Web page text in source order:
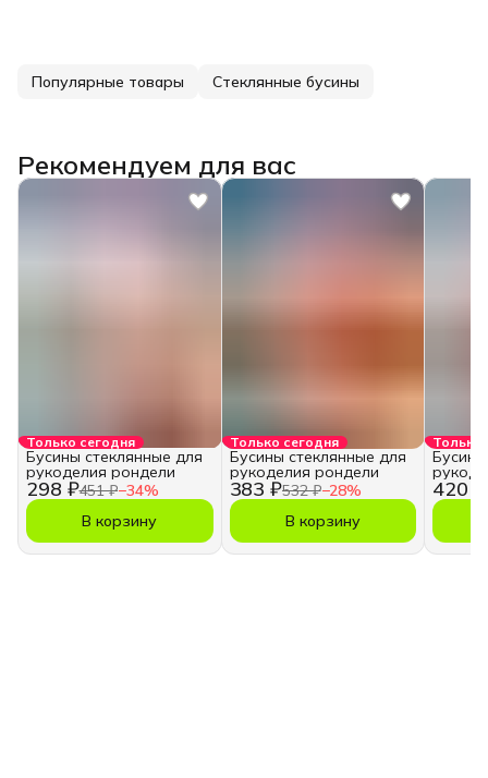
Популярные товары Стеклянные бусины
Рекомендуем для вас
Только сегодня
298 ₽451 ₽−34%
Бусины стеклянные для
рукоделия рондели
В корзину
Только сегодня
383 ₽532 ₽−28%
Бусины стеклянные для
рукоделия рондели
В корзину
Только
420 ₽